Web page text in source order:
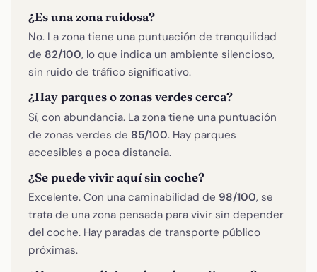
¿Es una zona ruidosa?
No. La zona tiene una puntuación de tranquilidad
de 82/100, lo que indica un ambiente silencioso,
sin ruido de tráfico significativo.
¿Hay parques o zonas verdes cerca?
Sí, con abundancia. La zona tiene una puntuación
de zonas verdes de 85/100. Hay parques
accesibles a poca distancia.
¿Se puede vivir aquí sin coche?
Excelente. Con una caminabilidad de 98/100, se
trata de una zona pensada para vivir sin depender
del coche. Hay paradas de transporte público
próximas.